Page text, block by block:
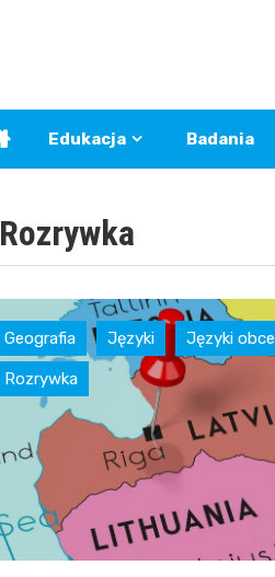
Edukacja Badania
Rozrywka
Geografia Języki Języki obce
Rozrywka